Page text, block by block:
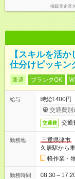
掲載元企業
【スキルを活
仕分けピッキン
派遣 ブランクOK
給与
時給1400円
交通費別
交通費 交通
勤務地
三重県津市
久居駅から
軽作業・
勤務時間 08:30～